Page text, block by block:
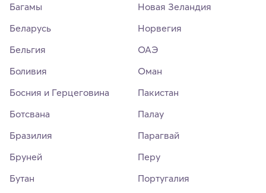
Багамы
Беларусь
Бельгия
Боливия
Босния и Герцеговина
Ботсвана
Бразилия
Бруней
Бутан
Новая Зеландия
Норвегия
ОАЭ
Оман
Пакистан
Палау
Парагвай
Перу
Португалия